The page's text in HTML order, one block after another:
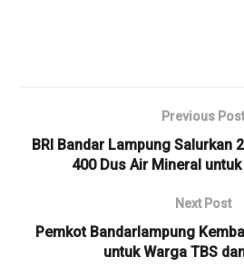
Previous Post
BRI Bandar Lampung Salurkan
400 Dus Air Mineral
Next Post
Pemkot Bandarlampung
untuk Warga TBS